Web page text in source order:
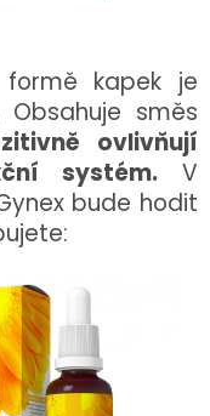
kapek je
směs
ovlivňují
systém. V
bude hodit